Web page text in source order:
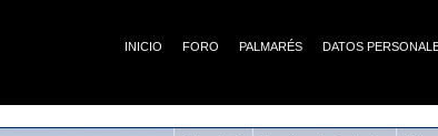
INICIO FORO PALMARÉS DATOS